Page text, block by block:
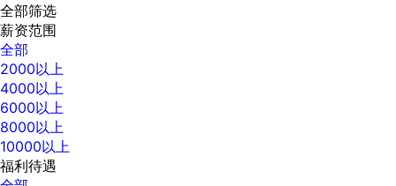
全部筛选
薪资范围
全部
2000以上
4000以上
6000以上
8000以上
10000以上
福利待遇